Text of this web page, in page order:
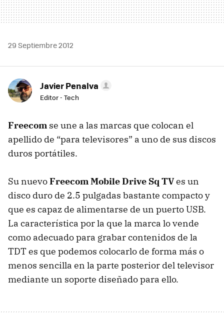
29 Septiembre 2012
Javier Penalva
Editor - Tech
Freecom se une a las marcas que colocan el
apellido de “para televisores” a uno de sus discos
duros portátiles.
Su nuevoFreecom Mobile Drive Sq TVes un
disco duro de 2.5 pulgadas bastante compacto y
que es capaz de alimentarse de un puertoUSB.
La característica por la que la marca lo vende
como adecuado para grabar contenidos de la
TDTes que podemos colocarlo de forma más o
menos sencilla en la parte posterior del televisor
mediante un soporte diseñado para ello.